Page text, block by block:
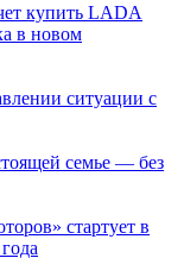
купить LADA
в новом
ситуации с
семье — без
стартует в